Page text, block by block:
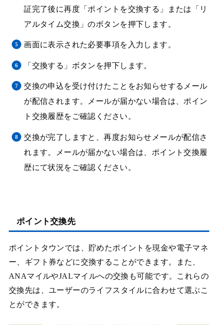
証完了後に再度「ポイントを交換する」または「リ
アルタイム交換」のボタンを押下します。
画面に表示された必要事項を入力します。
「交換する」ボタンを押下します。
交換の申込を受け付けたことをお知らせするメール
が配信されます。メールが届かない場合は、ポイン
ト交換履歴をご確認ください。
交換が完了しますと、再度お知らせメールが配信さ
れます。メールが届かない場合は、ポイント交換履
歴にて状況をご確認ください。
ポイント交換先
ポイントタウンでは、貯めたポイントを現金や電子マネ
ー、ギフト券などに交換することができます。また、
ANAマイルやJALマイルへの交換も可能です。これらの
交換先は、ユーザーのライフスタイルに合わせて選ぶこ
とができます。